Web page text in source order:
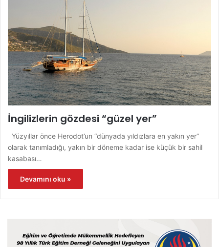
İngilizlerin gözdesi “güzel yer”
Yüzyıllar önce Herodot’un “dünyada yıldızlara en yakın yer”
olarak tanımladığı, yakın bir döneme kadar ise küçük bir sahil
kasabası…
Devamını oku »